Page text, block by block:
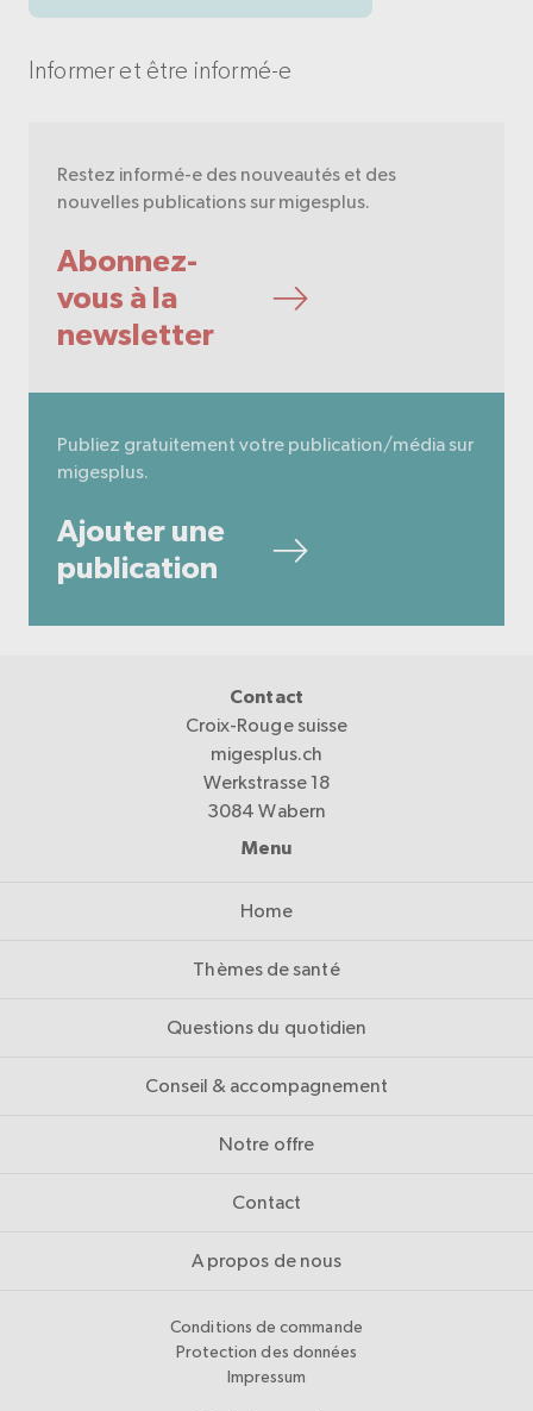
Informer et être informé-e
Restez informé-e des nouveautés et des
nouvelles publications sur migesplus.
Abonnez-
vous à la
newsletter
Publiez gratuitement votre publication/média sur
migesplus.
Ajouter une
publication
Contact
Croix-Rouge suisse
migesplus.ch
Werkstrasse 18
3084 Wabern
Menu
Home
Thèmes de santé
Questions du quotidien
Conseil & accompagnement
Notre offre
Contact
A propos de nous
Conditions de commande
Protection des données
Impressum